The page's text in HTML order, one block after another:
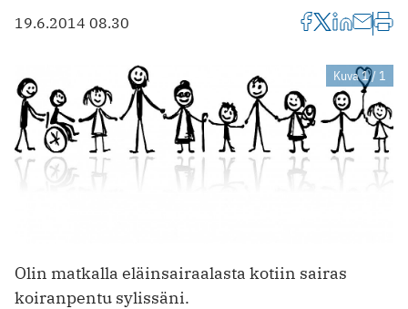
19.6.2014 08.30
Kuva 1 / 1
Olin matkalla eläinsairaalasta kotiin sairas
koiranpentu sylissäni.